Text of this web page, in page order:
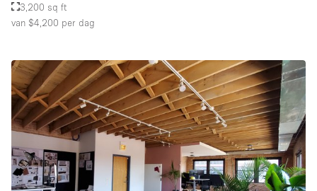
Begane grond straatkant
Terras
Boven
Overig
3,200 sq ft
van $4,200 per dag